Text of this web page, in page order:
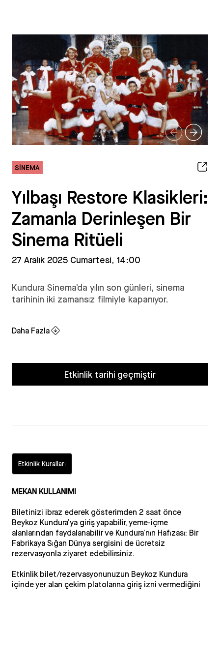
SINEMA
Yılbaşı Restore Klasikleri:
Zamanla Derinleşen Bir
Sinema Ritüeli
27 Aralık 2025 Cumartesi, 14:00
Kundura Sinema’da yılın son günleri, sinema
tarihinin iki zamansız filmiyle kapanıyor.
Daha Fazla
Etkinlik tarihi geçmiştir
Etkinlik Kuralları
MEKAN KULLANIMI
Biletinizi ibraz ederek gösterimden 2 saat önce
Beykoz Kundura’ya giriş yapabilir, yeme-içme
alanlarından faydalanabilir ve Kundura’nın Hafızası: Bir
Fabrikaya Sığan Dünya sergisini de ücretsiz
rezervasyonla ziyaret edebilirsiniz.
Etkinlik bilet/rezervasyonunuzun Beykoz Kundura
içinde yer alan çekim platolarına giriş izni vermediğini